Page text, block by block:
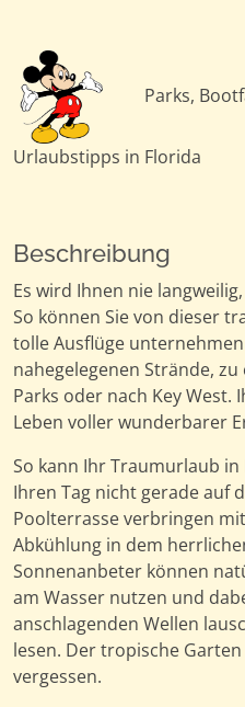
Parks,
Urlaubstipps in Florida
Beschreibung
Es wird Ihnen nie
So können Sie von dieser
tolle Ausflüge
nahegelegenen Strände,
Parks oder nach Key West.
Leben voller wunderbarer
So kann Ihr Traumurlaub in
Ihren Tag nicht gerade auf
Poolterrasse verbringen
Abkühlung in dem
Sonnenanbeter können
am Wasser nutzen und
anschlagenden Wellen
lesen. Der tropische
vergessen.